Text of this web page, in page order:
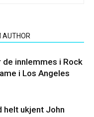
AUTHOR
de innlemmes i Rock
i Los Angeles
helt ukjent John